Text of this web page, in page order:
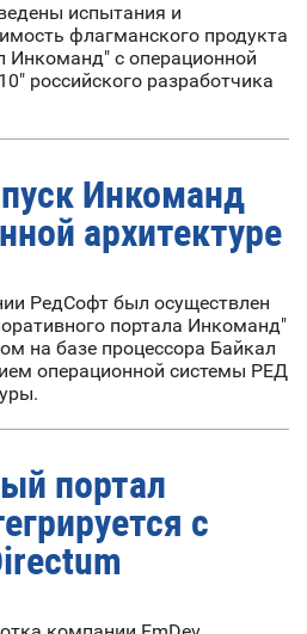
испытания и
флагманского продукта
Инкоманд" с операционной
российского разработчика
Инкоманд
архитектуре
РедСофт был осуществлен
портала Инкоманд"
на базе процессора Байкал
операционной системы РЕД
портал
с